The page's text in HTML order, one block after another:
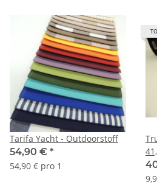
Tarifa Yacht - Outdoorstoff
54,90 € *
54,90 € pro 1